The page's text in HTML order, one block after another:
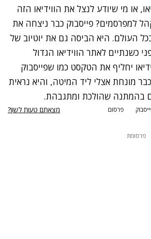
או מי שיודע לנצל את הווידיאו הזה
למפרסמים? פייסבוק כבר ניצחה את
העולם. היא הביסה גם את יוטיוב של
כשנתיים לאתר הווידיאו הגדול
יחליף את הטקסט כמו שפייסבוק
מונחת אצלי ליד המיטה, והיא נראית
בהמתנה שהולכת ומתגבהת.
פרסום מצאתם טעות לשון?
פרסומת